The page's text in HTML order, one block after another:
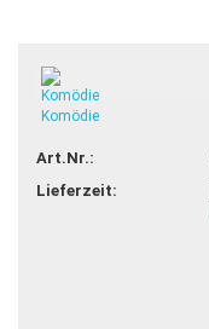
Komödie
Art.Nr.:
Lieferzeit: